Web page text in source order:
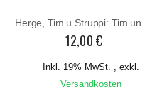
12,00 €
Inkl. 19% MwSt.
exkl.
Versandkosten